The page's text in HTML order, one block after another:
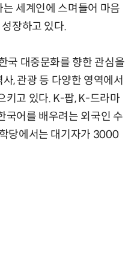
세계인에 스며들어 마음
장하고 있다.
국 대중문화를 향한 관심을
, 관광 등 다양한 영역에서
키고 있다. K-팝, K-드라마
국어를 배우려는 외국인 수
당에서는 대기자가 3000